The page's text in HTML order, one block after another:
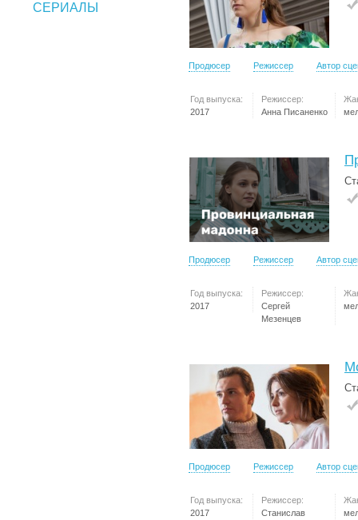
СЕРИАЛЫ
Продюсер Режиссер Автор
Год выпуска:
2017
Режиссер:
Анна Писаненко
Продюсер Режиссер Автор
Год выпуска:
2017
Режиссер:
Сергей
Мезенцев
Продюсер Режиссер Автор
Год выпуска:
2017
Режиссер:
Станислав